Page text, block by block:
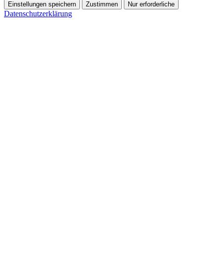
Einstellungen speichern Zustimmen Nur erforderliche
Datenschutzerklärung